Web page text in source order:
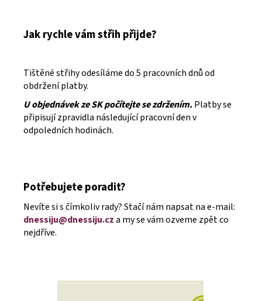
Jak rychle vám střih přijde?
Tištěné střihy odesíláme do 5 pracovních dnů od
obdržení platby.
U objednávek ze SK počítejte se zdržením.Platby se
připisují zpravidla následující pracovní den v
odpoledních hodinách.
Potřebujete poradit?
Nevíte si s čímkoliv rady? Stačí nám napsat na e-mail:
dnessiju@dnessiju.cza my se vám ozveme zpět co
nejdříve.